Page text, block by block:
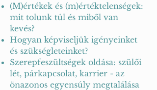
(M)értékek és (m)értéktelenségek:
mit tolunk túl és miből van
kevés?
Hogyan képviseljük igényeinket
és szükségleteinket?
Szerepfeszültségek oldása: szülői
lét, párkapcsolat, karrier - az
önazonos egyensúly megtalálása